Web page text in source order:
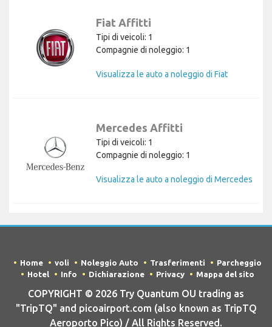
Fiat Affitti
Tipi di veicoli: 1
Compagnie di noleggio: 1
Visualizza le auto a noleggio di Fiat
Mercedes Affitti
Tipi di veicoli: 1
Compagnie di noleggio: 1
Visualizza le auto a noleggio di Mercedes
Home voli Noleggio Auto Trasferimenti
Parcheggio
Hotel
Info Dichiarazione Privacy Mappa del sito
COPYRIGHT © 2026 Try Quantum OU trading as
"TripTQ" and picoairport.com (also known as TripTQ
Aeroporto Pico) / All Rights Reserved.